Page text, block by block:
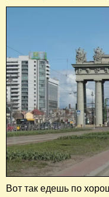
Вот так едешь по